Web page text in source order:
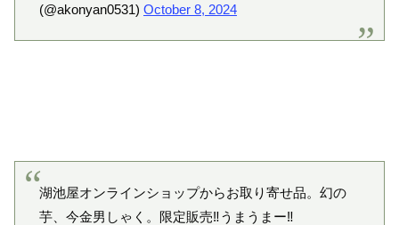
(@akonyan0531) October 8, 2024
湖池屋オンラインショップからお取り寄せ品。幻の
芋、今金男しゃく。限定販売‼️うまうまー‼️